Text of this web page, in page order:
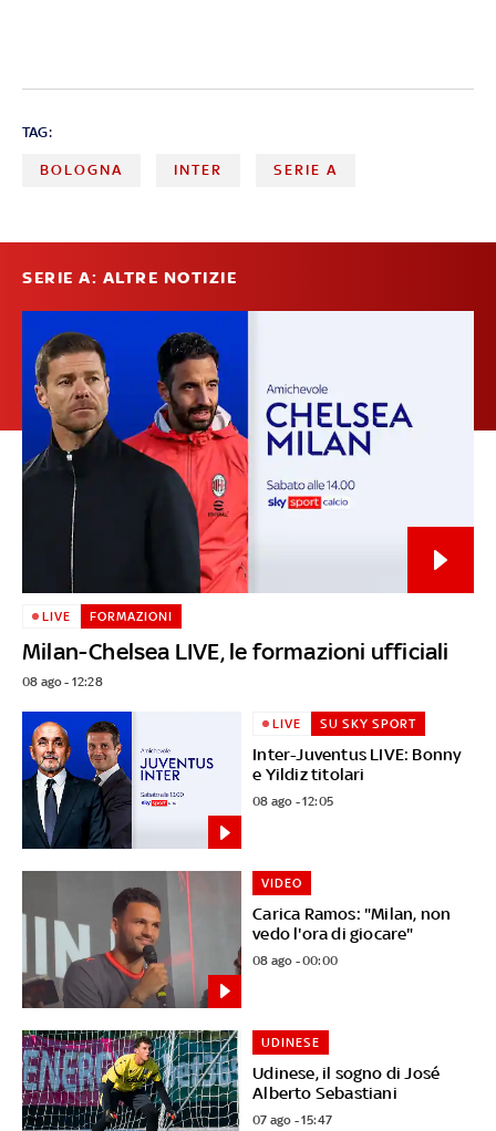
TAG:
BOLOGNA INTER SERIE A
SERIE A: ALTRE NOTIZIE
Milan-Chelsea LIVE, le formazioni ufficiali
LIVE FORMAZIONI
08 ago - 12:28
Inter-Juventus LIVE: Bonny
e Yildiz titolari
LIVE SU SKY SPORT
08 ago - 12:05
Carica Ramos: "Milan, non
vedo l'ora di giocare"
VIDEO
08 ago - 00:00
Udinese, il sogno di José
Alberto Sebastiani
UDINESE
07 ago - 15:47